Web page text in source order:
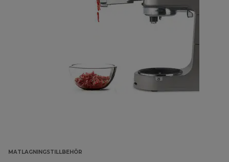
MATLAGNINGSTILLBEHÖR